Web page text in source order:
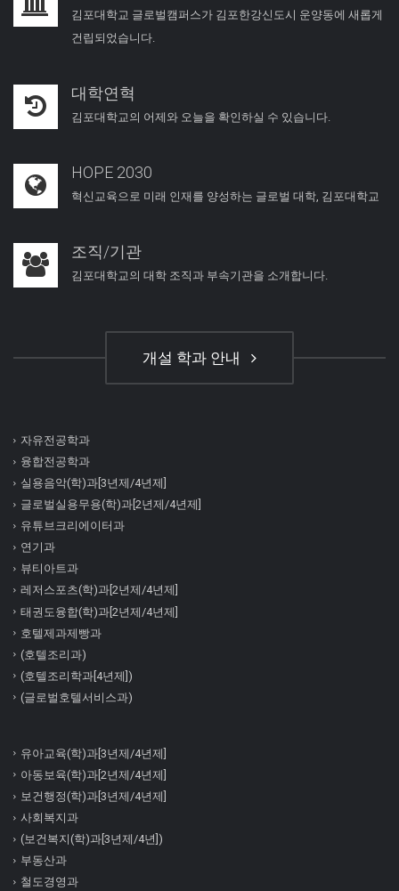
김포대학교 글로벌캠퍼스가 김포한강신도시 운양동에 새롭게
건립되었습니다.
대학연혁
김포대학교의 어제와 오늘을 확인하실 수 있습니다.
HOPE 2030
혁신교육으로 미래 인재를 양성하는 글로벌 대학, 김포대학교
조직/기관
김포대학교의 대학 조직과 부속기관을 소개합니다.
개설 학과 안내
자유전공학과
융합전공학과
실용음악(학)과[3년제/4년제]
글로벌실용무용(학)과[2년제/4년제]
유튜브크리에이터과
연기과
뷰티아트과
레저스포츠(학)과[2년제/4년제]
태권도융합(학)과[2년제/4년제]
호텔제과제빵과
(호텔조리과)
(호텔조리학과[4년제])
(글로벌호텔서비스과)
유아교육(학)과[3년제/4년제]
아동보육(학)과[2년제/4년제]
보건행정(학)과[3년제/4년제]
사회복지과
(보건복지(학)과[3년제/4년])
부동산과
철도경영과